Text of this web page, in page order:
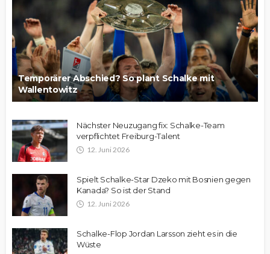
Temporärer Abschied? So plant Schalke mit
Wallentowitz
Nächster Neuzugang fix: Schalke-Team
verpflichtet Freiburg-Talent
12. Juni 2026
Spielt Schalke-Star Dzeko mit Bosnien gegen
Kanada? So ist der Stand
12. Juni 2026
Schalke-Flop Jordan Larsson zieht es in die
Wüste